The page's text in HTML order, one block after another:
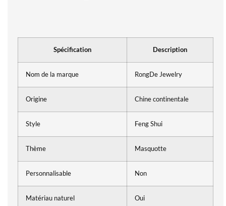
Spécification Description
Nom de la marque RongDe Jewelry
Origine Chine continentale
Style Feng Shui
Thème Masquotte
Personnalisable Non
Matériau naturel Oui